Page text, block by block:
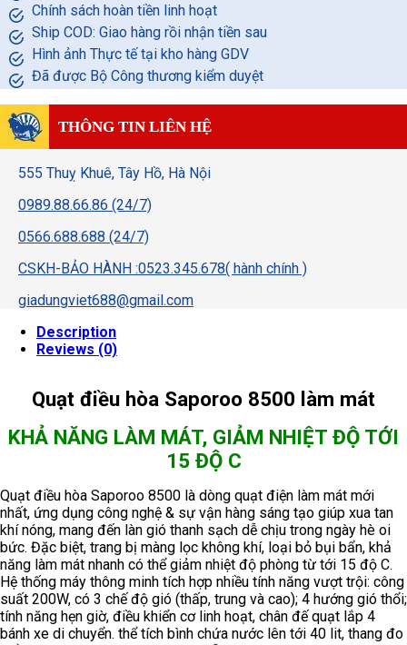
Chính sách hoàn tiền linh hoạt
Ship COD: Giao hàng rồi nhận tiền sau
Hình ảnh Thực tế tại kho hàng GDV
Đã được Bộ Công thương kiểm duyệt
THÔNG TIN LIÊN HỆ
555 Thuỵ Khuê, Tây Hồ, Hà Nội
0989.88.66.86 (24/7)
0566.688.688 (24/7)
CSKH-BẢO HÀNH :0523.345.678( hành chính )
giadungviet688@gmail.com
Description
Reviews (0)
Quạt điều hòa Saporoo 8500 làm mát
KHẢ NĂNG LÀM MÁT, GIẢM NHIỆT ĐỘ TỚI
15 ĐỘ C
Quạt điều hòa Saporoo 8500 là dòng quạt điện làm mát mới
nhất, ứng dụng công nghệ & sự vận hàng sáng tạo giúp xua tan
khí nóng, mang đến làn gió thanh sạch dễ chịu trong ngày hè oi
bức. Đặc biệt, trang bị màng lọc không khí, loại bỏ bụi bẩn, khả
năng làm mát nhanh có thể giảm nhiệt độ phòng từ tới 15 độ C.
Hệ thống máy thông minh tích hợp nhiều tính năng vượt trội: công
suất 200W, có 3 chế độ gió (thấp, trung và cao); 4 hướng gió thổi;
tính năng hẹn giờ, điều khiển cơ linh hoạt, chân đế quạt lắp 4
bánh xe di chuyển. thể tích bình chứa nước lên tới 40 lit, thang đo